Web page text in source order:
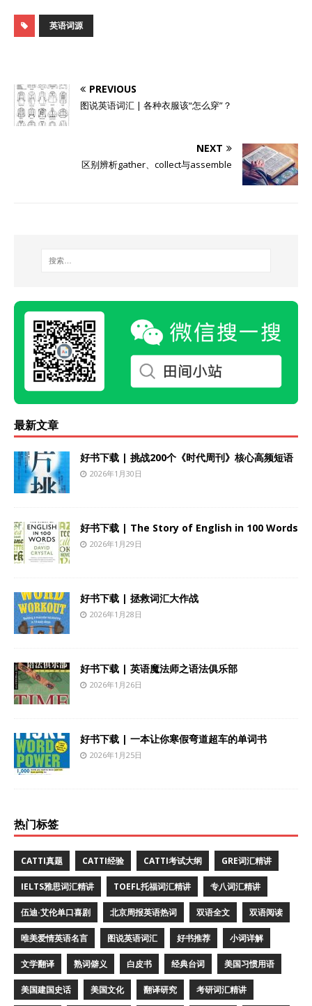
英语词源
PREVIOUS
图说英语词汇 | 各种衣服该“怎么穿”？
NEXT
区别辨析gather、collect与assemble
最新文章
好书下载 | 挑战200个《时代周刊》核心高频短语
2026年1月30日
好书下载 | The Story of English in 100 Words
2026年1月29日
好书下载 | 拯救词汇大作战
2026年1月28日
好书下载 | 英语魔法师之语法俱乐部
2026年1月26日
好书下载 | 一本让你寒假弯道超车的单词书
2026年1月25日
热门标签
CATTI真题 CATTI经验 CATTI考试大纲 GRE词汇精讲
IELTS雅思词汇精讲 TOEFL托福词汇精讲 专八词汇精讲
伍迪·艾伦单口喜剧 北京周报英语热词 双语全文 双语阅读
唯美爱情英语名言 图说英语词汇 好书推荐 小词详解
文学翻译 熟词僻义 白皮书 经典台词 美国习惯用语
美国建国史话 美国文化 翻译研究 考研词汇精讲